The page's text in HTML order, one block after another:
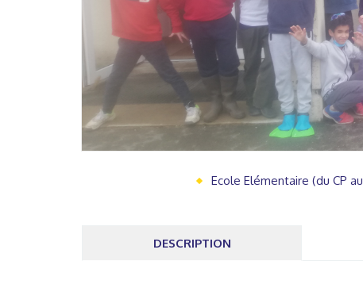
Ecole Elémentaire (du CP
DESCRIPTION